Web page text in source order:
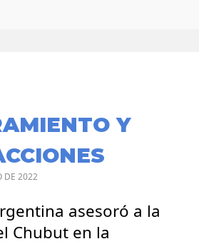
Y
DE 2022
asesoró a la
Chubut en la